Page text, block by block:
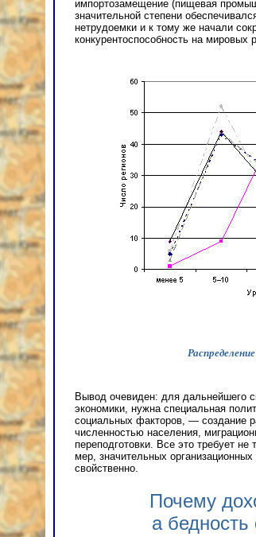
импортозамещение (пищевая
значительной степени
нетрудоемки и к тому же начали
конкурентоспособность на мировых
Вывод очевиден: для дальнейшего
экономики, нужна специальная
социальных факторов, — создание
численностью населения,
переподготовки. Все это требует
мер, значительных
свойственно.
Почему
а